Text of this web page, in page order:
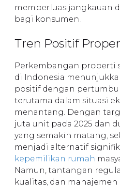
memperluas jangkauan
bagi konsumen.
Tren Positif
Perkembangan properti
di Indonesia
positif dengan
terutama dalam situasi
menantang. Dengan
juta unit pada 2025 dan
yang semakin matang,
menjadi alternatif
kepemilikan rumah
Namun, tantangan
kualitas, dan manajemen